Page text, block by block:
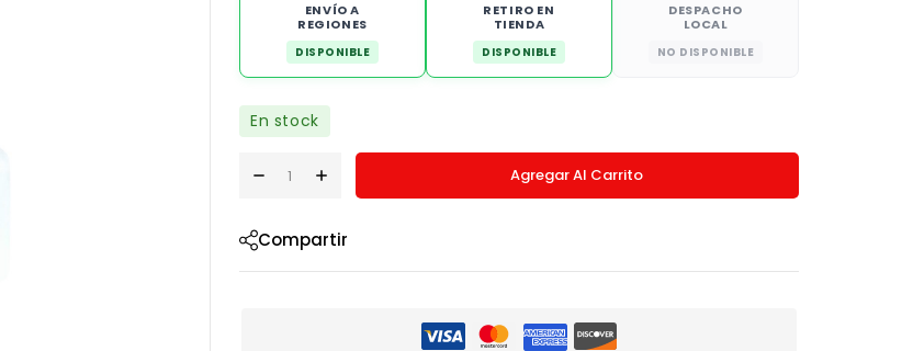
ENVÍO A
REGIONES
DISPONIBLE
RETIRO EN
TIENDA
DISPONIBLE
DESPACHO
LOCAL
NO DISPONIBLE
En stock
Agregar Al Carrito
Compartir